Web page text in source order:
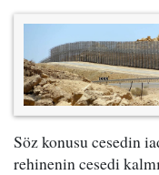
Söz konusu cesedin
rehinenin cesedi